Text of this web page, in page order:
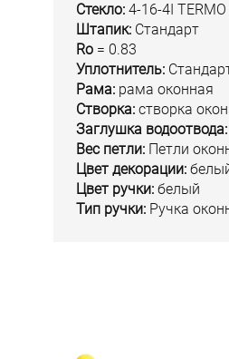
Стекло: 4-16-4I TERMO
Штапик: Стандарт
Ro = 0.83
Уплотнитель:
Рама: рама оконная
Створка: створка
Заглушка водоотвода:
Вес петли: Петли
Цвет декорации:
Цвет ручки: белый
Тип ручки: Ручка